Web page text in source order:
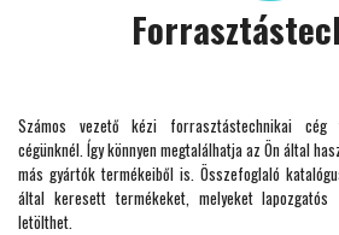
Számos vezető kézi forrasztástechnikai cég
cégünknél. Így könnyen megtalálhatja az Ön által
más gyártók termékeiből is. Összefoglaló
által keresett termékeket, melyeket lapozgatós
letölthet.